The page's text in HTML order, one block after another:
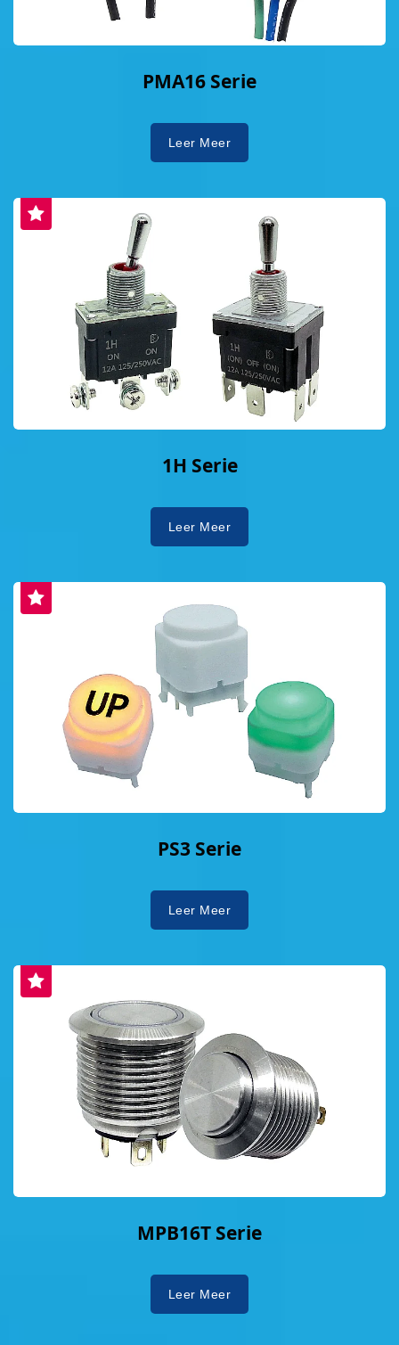
PMA16 Serie
Leer Meer
1H Serie
Leer Meer
PS3 Serie
Leer Meer
MPB16T Serie
Leer Meer